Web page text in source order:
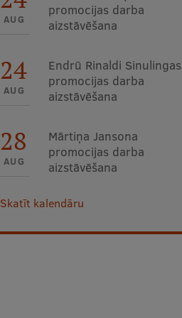
AUG
promocijas darba
aizstāvēšana
24
AUG
Endrū Rinaldi Sinulingas
promocijas darba
aizstāvēšana
28
AUG
Mārtiņa Jansona
promocijas darba
aizstāvēšana
Skatīt kalendāru